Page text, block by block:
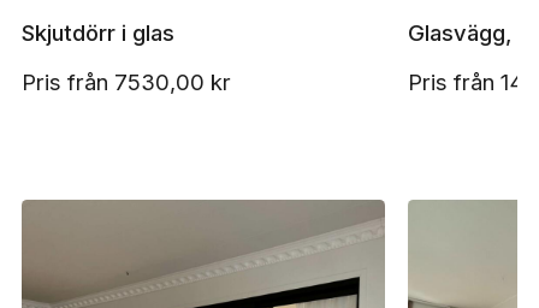
Skjutdörr i glas
Pris från 7530,00 kr
Glasvägg,
Pris från